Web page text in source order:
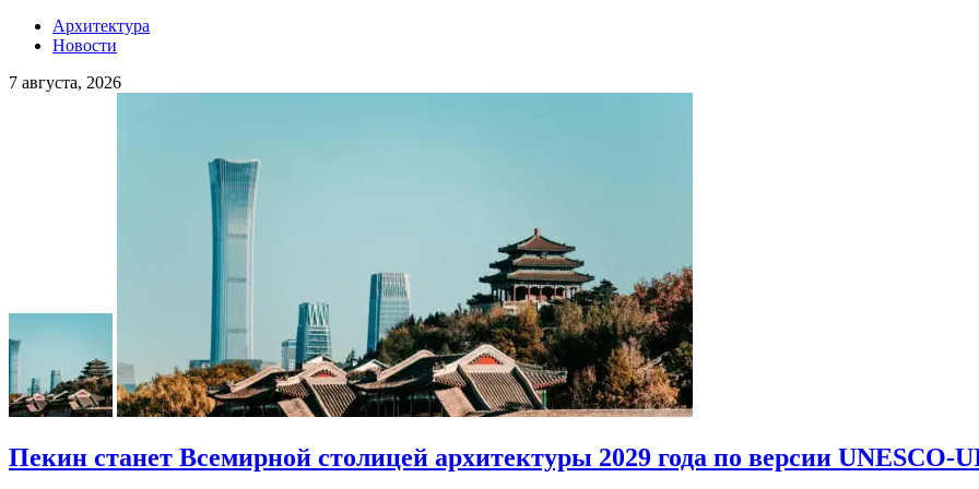
Архитектура
Новости
7 августа, 2026
Пекин станет Всемирной столицей архитектуры 2029 года по версии UNESCO-